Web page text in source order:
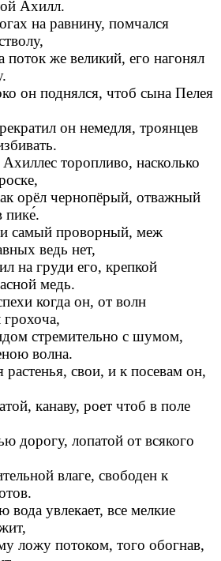
Ахилл.
на равнину, помчался
поток же великий, его нагонял
он поднялся, чтоб сына Пелея
он немедля, троянцев
торопливо, насколько
орёл чернопёрый, отважный
пике́.
самый проворный, меж
ведь нет,
на груди его, крепкой
медь.
когда он, от волн
стремительно с шумом,
волна.
свои, и к посевам он,
канаву, роет чтоб в поле
дорогу, лопатой от всякого
влаге, свободен к
увлекает, все мелкие
ложу потоком, того обогнав,